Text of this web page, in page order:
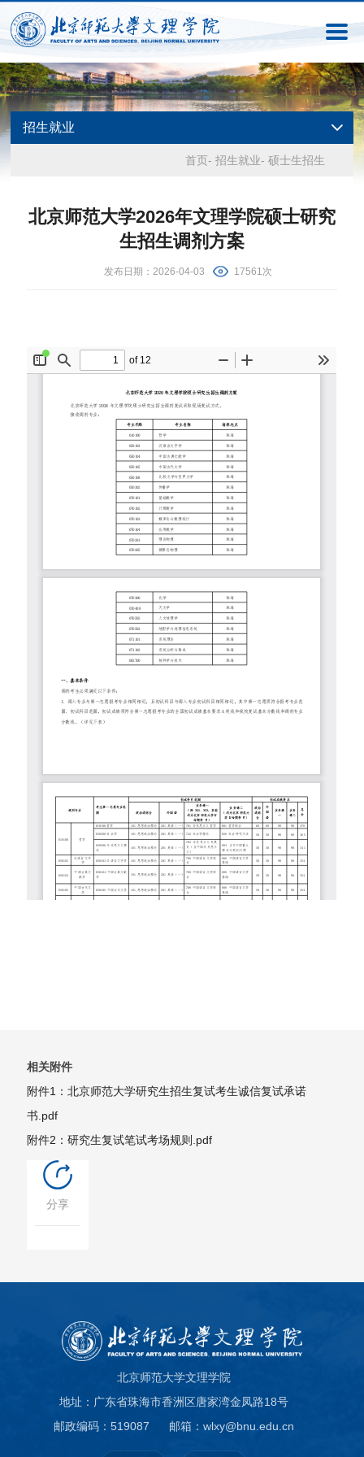
招生就业
首页- 招生就业- 硕士生招生
北京师范大学2026年文理学院硕士研究
生招生调剂方案
发布日期：2026-04-03 17561次
相关附件
附件1：北京师范大学研究生招生复试考生诚信复试承诺
书.pdf
附件2：研究生复试笔试考场规则.pdf
分享
北京师范大学文理学院
地址：广东省珠海市香洲区唐家湾金凤路18号
邮政编码：519087
邮箱：wlxy@bnu.edu.cn